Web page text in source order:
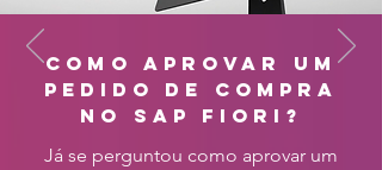
como aprovar um
pedido de compra
no sap fiori?
Já se perguntou como aprovar um